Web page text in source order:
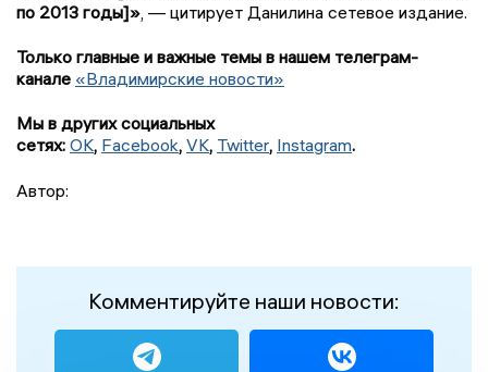
по 2013 годы]» , — цитирует Данилина сетевое издание.
Только главные и важные темы в нашем телеграм-
канале «Владимирские новости»
Мы в других социальных
сетях: OK, Facebook, VK, Twitter, Instagram.
Автор:
Комментируйте наши новости: